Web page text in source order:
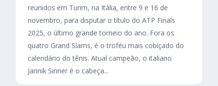
reunidos em Turim, na Itália, entre 9 e 16 de
novembro, para disputar o título do ATP Finals
2025, o último grande torneio do ano. Fora os
quatro Grand Slams, é o troféu mais cobiçado do
calendário do tênis. Atual campeão, o italiano
Jannik Sinner é o cabeça...